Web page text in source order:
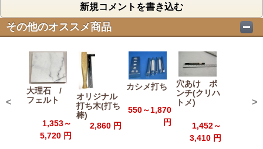
新規コメントを書き込む
その他のオススメ商品
大理石 /
フェルト
1,353～
5,720 円
オリジナル
打ち木(打ち
棒)
2,860 円
カシメ打ち
550～1,870
円
穴あけ ポ
ンチ(クリハ
トメ)
1,452～
3,410 円
< >